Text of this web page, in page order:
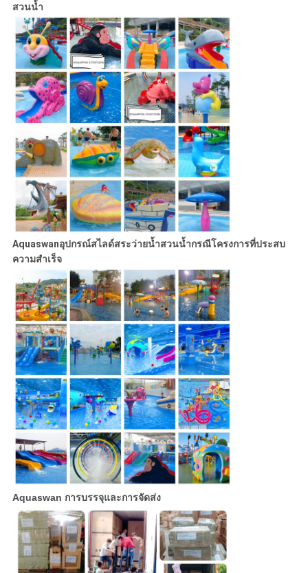
สวนน้ำ
Aquaswanอุปกรณ์สไลด์สระว่ายน้ำสวนน้ำกรณีโครงการที่ประสบ
ความสำเร็จ
Aquaswan การบรรจุและการจัดส่ง